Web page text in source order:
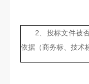
2、投标文件被
依据（商务标、技术